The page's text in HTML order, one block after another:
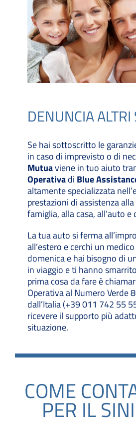
DENUNCIA ALTRI
Se hai sottoscritto le
in caso di imprevisto o di
Mutuaviene in tuo aiuto
Operativadi Blue
altamente specializzata
prestazioni di assistenza
famiglia, alla casa, all’auto
La tua auto si ferma
all’estero e cerchi un medico
domenica e hai bisogno di
in viaggio e ti hanno
prima cosa da fare è
Operativa al Numero Verde
dall’Italia (+39 011 742 55
ricevere il supporto più
situazione.
COME
PER IL